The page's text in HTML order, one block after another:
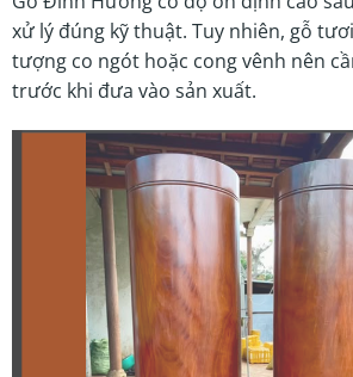
xử lý đúng kỹ thuật. Tuy nhiên, gỗ
tượng co ngót hoặc cong vênh nên
trước khi đưa vào sản xuất.